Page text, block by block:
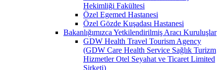
Hekimliği Fakültesi
Özel Egemed Hastanesi
Özel Gözde Kuşadası Hastanesi
Bakanlığımızca Yetkilendirilmiş Aracı Kuruluşlar
GDW Health Travel Tourism Agency
(GDW Care Health Service Sağlık Turizm
Hizmetler Otel Seyahat ve Ticaret Limited
Şirketi)